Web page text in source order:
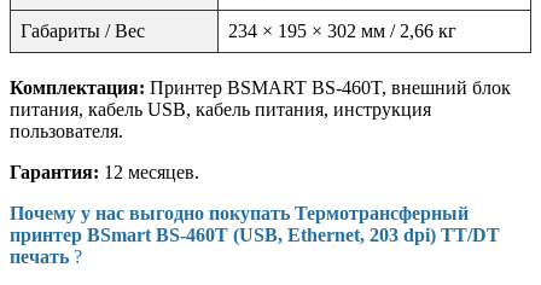
Габариты / Вес 234 × 195 × 302 мм / 2,66 кг
Комплектация: Принтер BSMART BS-460T, внешний блок
питания, кабель USB, кабель питания, инструкция
пользователя.
Гарантия: 12 месяцев.
Почему у нас выгодно покупать Термотрансферный
принтер BSmart BS-460T (USB, Ethernet, 203 dpi) TT/DT
печать ?